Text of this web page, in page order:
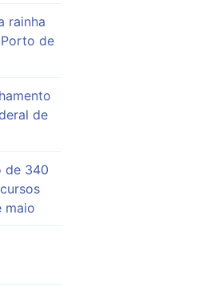
rainha
de
de
de 340
maio